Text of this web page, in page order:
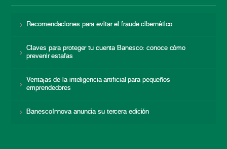
Recomendaciones para evitar el fraude cibernético
Claves para proteger tu cuenta Banesco: conoce cómo
prevenir estafas
Ventajas de la inteligencia artificial para pequeños
emprendedores
BanescoInnova anuncia su tercera edición